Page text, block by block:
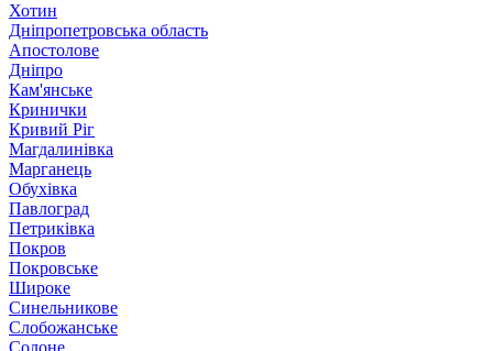
Хотин
Дніпропетровська область
Апостолове
Дніпро
Кам'янське
Кринички
Кривий Ріг
Магдалинівка
Марганець
Обухівка
Павлоград
Петриківка
Покров
Покровське
Широке
Синельникове
Слобожанське
Солоне